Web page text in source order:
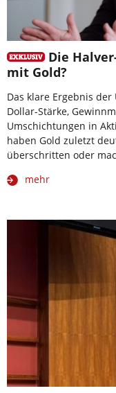
Die
mit Gold?
Das klare Ergebnis
Dollar-Stärke,
Umschichtungen in
haben Gold zuletzt
überschritten oder
mehr